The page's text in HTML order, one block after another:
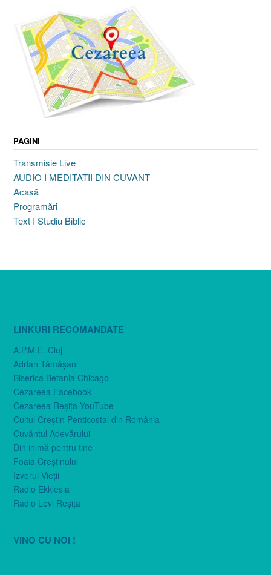
PAGINI
Transmisie Live
AUDIO I MEDITATII DIN CUVANT
Acasă
Programări
Text I Studiu Biblic
LINKURI RECOMANDATE
A.P.M.E. Cluj
Adrian Tămăşan
Biserica Betania Chicago
Cezareea Facebook
Cezareea Reşiţa YouTube
Cultul Creştin Penticostal din România
Cuvântul Adevărului
Din inimă pentru tine
Foaia Creştinului
Izvorul Vieţii
Radio Ekklesia
Radio Levi Reşiţa
VINO CU NOI !